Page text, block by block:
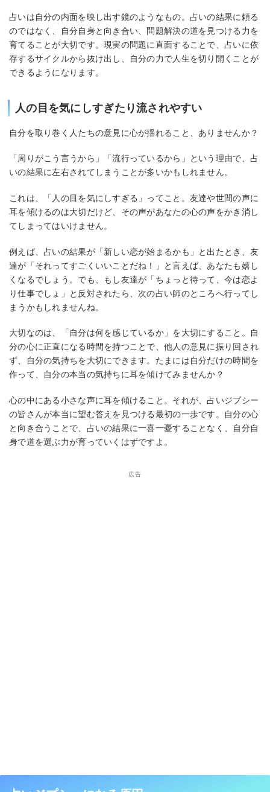
占いは自分の内面を映し出す鏡のようなもの。占いの結果に頼る
のではなく、自分自身と向き合い、問題解決の道を見つける力を
育てることが大切です。現実の問題に直面することで、占いに依
存するサイクルから抜け出し、自分の力で人生を切り開くことが
できるようになります。
人の目を気にしすぎたり流されやすい
自分を取り巻く人たちの意見に心が揺れること、ありませんか？
「周りがこう言うから」「流行っているから」という理由で、占
いの結果に左右されてしまうことが多いかもしれません。
これは、「人の目を気にしすぎる」ってこと。友達や世間の声に
耳を傾けるのは大切だけど、その声があなたの心の声をかき消し
てしまってはいけません。
例えば、占いの結果が「新しい恋が始まるかも」と出たとき、友
達が「それってすごくいいことだね！」と言えば、あなたも嬉し
くなるでしょう。でも、もし友達が「ちょっと待って、今は恋よ
り仕事でしょ」と反対されたら、次の占い師のところへ行ってし
まうかもしれませんね。
大切なのは、「自分は何を感じているか」を大切にすること。自
分の心に正直になる時間を持つことで、他人の意見に振り回され
ず、自分の気持ちを大切にできます。たまには自分だけの時間を
作って、自分の本当の気持ちに耳を傾けてみませんか？
心の中にある小さな声に耳を傾けること。それが、占いジプシー
の皆さんが本当に望む答えを見つける最初の一歩です。自分の心
と向き合うことで、占いの結果に一喜一憂することなく、自分自
身で道を選ぶ力が育っていくはずですよ。
広告